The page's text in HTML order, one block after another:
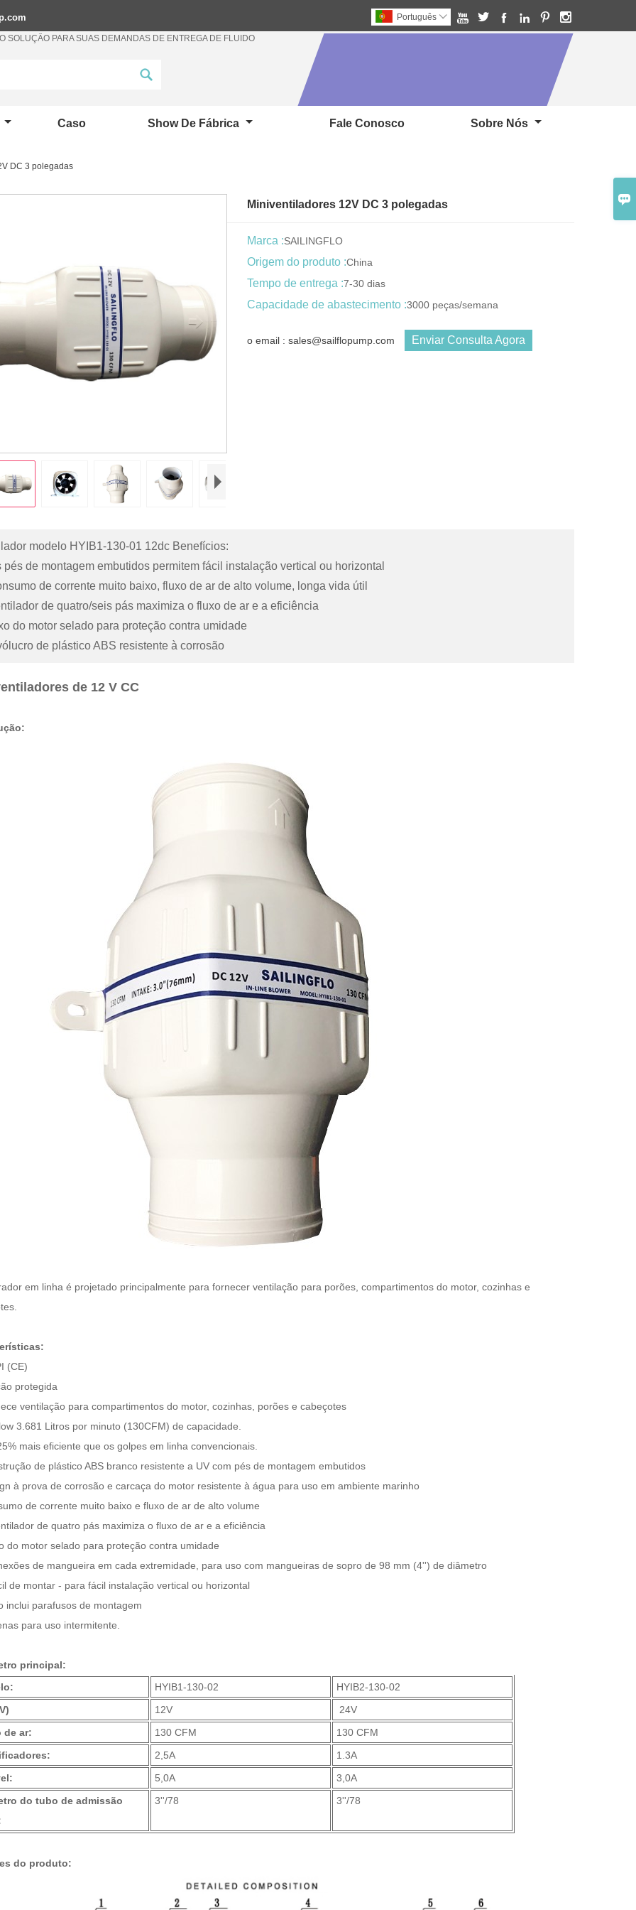

     
Português 
SOLUÇÃO PARA SUAS DEMANDAS DE ENTREGA DE FLUIDO
Caso Show De Fábrica Fale Conosco Sobre Nós
DC 3 polegadas
Miniventiladores 12V DC 3 polegadas
Marca :SAILINGFLO
Origem do produto :China
Tempo de entrega :7-30 dias
Capacidade de abastecimento :3000 peças/semana
o email : sales@sailflopump.com Enviar Consulta Agora
modelo HYIB1-130-01 12dc Benefícios:
pés de montagem embutidos permitem fácil instalação vertical ou horizontal
de corrente muito baixo, fluxo de ar de alto volume, longa vida útil
de quatro/seis pás maximiza o fluxo de ar e a eficiência
do motor selado para proteção contra umidade
de plástico ABS resistente à corrosão
de 12 V CC
em linha é projetado principalmente para fornecer ventilação para porões, compartimentos do motor, cozinhas e
(CE)
protegida
ventilação para compartimentos do motor, cozinhas, porões e cabeçotes
3.681 Litros por minuto (130CFM) de capacidade.
mais eficiente que os golpes em linha convencionais.
de plástico ABS branco resistente a UV com pés de montagem embutidos
à prova de corrosão e carcaça do motor resistente à água para uso em ambiente marinho
de corrente muito baixo e fluxo de ar de alto volume
de quatro pás maximiza o fluxo de ar e a eficiência
do motor selado para proteção contra umidade
de mangueira em cada extremidade, para uso com mangueiras de sopro de 98 mm (4'') de diâmetro
de montar - para fácil instalação vertical ou horizontal
inclui parafusos de montagem
para uso intermitente.
principal:
HYIB1-130-02
HYIB2-130-02
12V
24V
de ar:
130 CFM
130 CFM
2,5A
1.3A
5,0A
3,0A
do tubo de admissão
3''/78 3''/78
do produto: